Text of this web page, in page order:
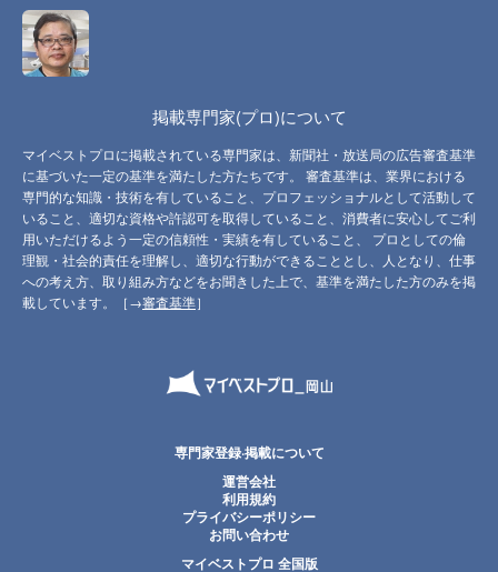
掲載専門家(プロ)について
マイベストプロに掲載されている専門家は、新聞社・放送局の広告審査基準
に基づいた一定の基準を満たした方たちです。 審査基準は、業界における
専門的な知識・技術を有していること、プロフェッショナルとして活動して
いること、適切な資格や許認可を取得していること、消費者に安心してご利
用いただけるよう一定の信頼性・実績を有していること、 プロとしての倫
理観・社会的責任を理解し、適切な行動ができることとし、人となり、仕事
への考え方、取り組み方などをお聞きした上で、基準を満たした方のみを掲
載しています。［→審査基準］
専門家登録·掲載について
運営会社
利用規約
プライバシーポリシー
お問い合わせ
マイベストプロ 全国版